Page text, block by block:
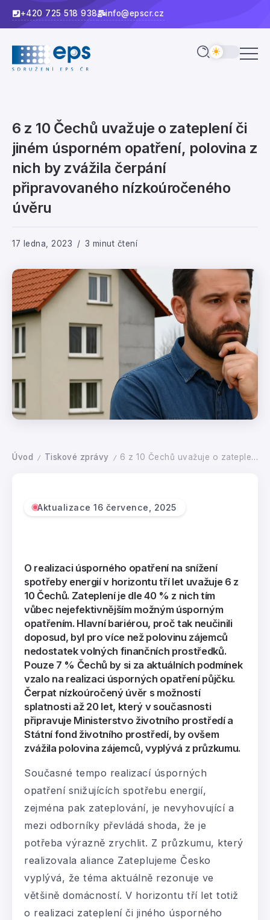
+420 725 518 938 info@epscr.cz
6 z 10 Čechů uvažuje o zateplení či
jiném úsporném opatření, polovina z
nich by zvážila čerpání
připravovaného nízkoúročeného
úvěru
17 ledna, 2023 3 minut čtení
Úvod / Tiskové zprávy / 6 z 10 Čechů uvažuje o zateplení či jiném úsporném opatření, polovina z nich by zvážila čerpání připravovaného nízkoúročeného úvěru
Aktualizace 16 července, 2025
O realizaci úsporného opatření na snížení
spotřeby energií v horizontu tří let uvažuje 6 z
10 Čechů. Zateplení je dle 40 % z nich tím
vůbec nejefektivnějším možným úsporným
opatřením. Hlavní bariérou, proč tak neučinili
doposud, byl pro více než polovinu zájemců
nedostatek volných finančních prostředků.
Pouze 7 % Čechů by si za aktuálních podmínek
vzalo na realizaci úsporných opatření půjčku.
Čerpat nízkoúročený úvěr s možností
splatnosti až 20 let, který v současnosti
připravuje Ministerstvo životního prostředí a
Státní fond životního prostředí, by ovšem
zvážila polovina zájemců, vyplývá z průzkumu.
Současné tempo realizací úsporných
opatření snižujících spotřebu energií,
zejména pak zateplování, je nevyhovující a
mezi odborníky převládá shoda, že je
potřeba výrazně zrychlit. Z průzkumu, který
realizovala aliance Zateplujeme Česko
vyplývá, že téma aktuálně rezonuje ve
většině domácností. V horizontu tří let totiž
o realizaci zateplení či jiného úsporného